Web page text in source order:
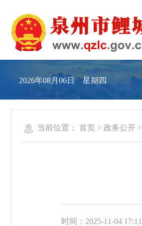
2026年08月06日 星期四
当前位置： 首页 > 政务公开 >
时间：2025-11-04 17:11